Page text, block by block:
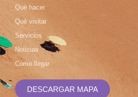
Qué hacer
Qué visitar
Servicios
Noticias
Cómo llegar
DESCARGAR MAPA